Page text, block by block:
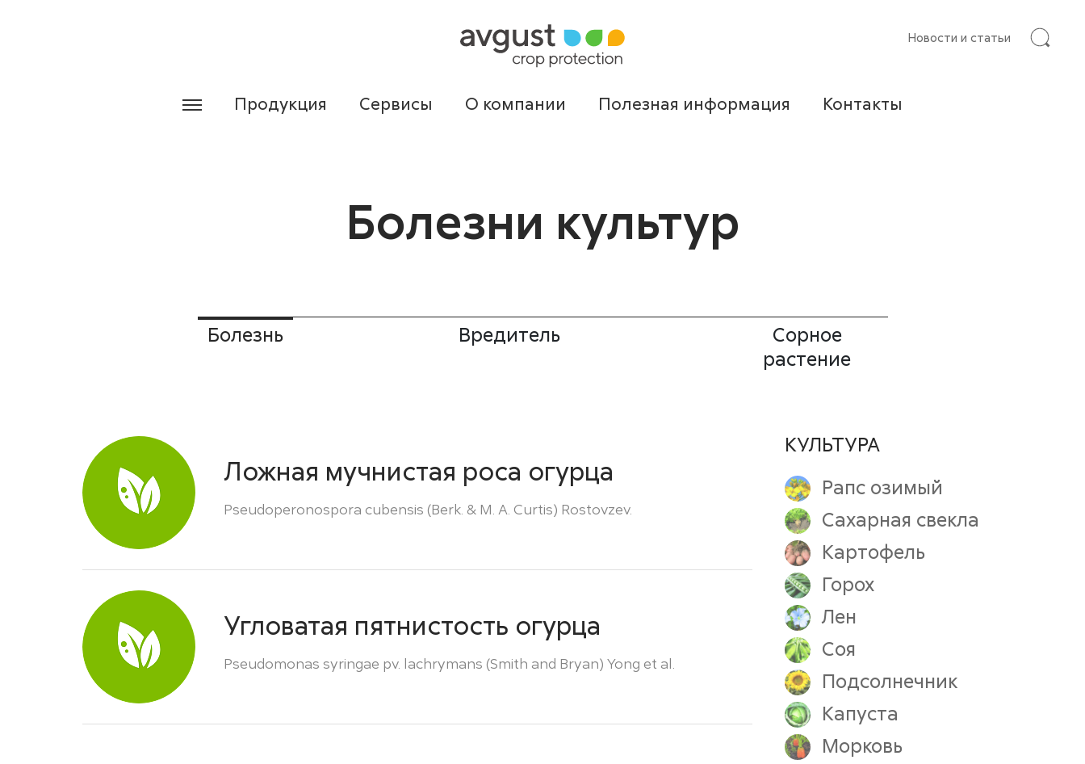
Новости и статьи
Продукция Сервисы О компании Полезная информация Контакты
Болезни культур
Болезнь Вредитель
Сорное
растение
КУЛЬТУРА
Рапс озимый
Сахарная свекла
Картофель
Горох
Лен
Соя
Подсолнечник
Капуста
Морковь
Ложная мучнистая роса огурца
Pseudoperonospora cubensis (Berk. & M. A. Curtis) Rostovzev.
Угловатая пятнистость огурца
Pseudomonas syringae pv. lachrymans (Smith and Bryan) Yong et al.